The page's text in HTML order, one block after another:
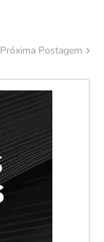
Próxima Postagem